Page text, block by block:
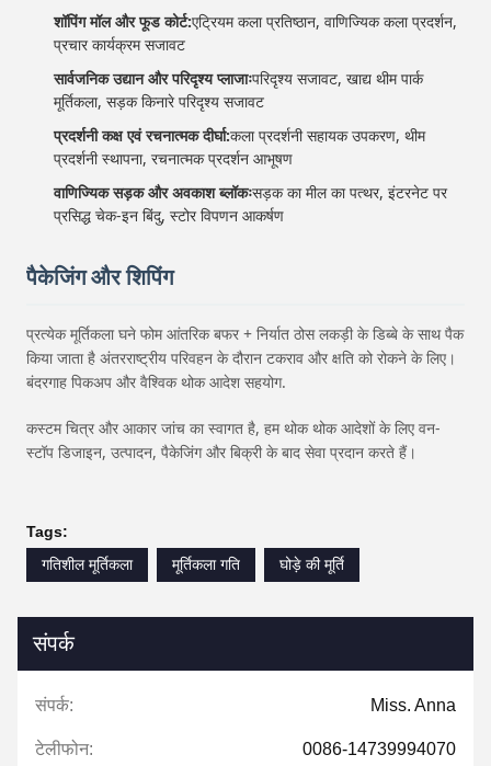
शॉपिंग मॉल और फूड कोर्ट:एट्रियम कला प्रतिष्ठान, वाणिज्यिक कला प्रदर्शन,
प्रचार कार्यक्रम सजावट
सार्वजनिक उद्यान और परिदृश्य प्लाजाःपरिदृश्य सजावट, खाद्य थीम पार्क
मूर्तिकला, सड़क किनारे परिदृश्य सजावट
प्रदर्शनी कक्ष एवं रचनात्मक दीर्घा:कला प्रदर्शनी सहायक उपकरण, थीम
प्रदर्शनी स्थापना, रचनात्मक प्रदर्शन आभूषण
वाणिज्यिक सड़क और अवकाश ब्लॉकःसड़क का मील का पत्थर, इंटरनेट पर
प्रसिद्ध चेक-इन बिंदु, स्टोर विपणन आकर्षण
पैकेजिंग और शिपिंग
प्रत्येक मूर्तिकला घने फोम आंतरिक बफर + निर्यात ठोस लकड़ी के डिब्बे के साथ पैक
किया जाता है अंतरराष्ट्रीय परिवहन के दौरान टकराव और क्षति को रोकने के लिए।
बंदरगाह पिकअप और वैश्विक थोक आदेश सहयोग.
कस्टम चित्र और आकार जांच का स्वागत है, हम थोक थोक आदेशों के लिए वन-
स्टॉप डिजाइन, उत्पादन, पैकेजिंग और बिक्री के बाद सेवा प्रदान करते हैं।
Tags:
गतिशील मूर्तिकला
मूर्तिकला गति घोड़े की मूर्ति
संपर्क
संपर्क: Miss. Anna
टेलीफोन: 0086-14739994070